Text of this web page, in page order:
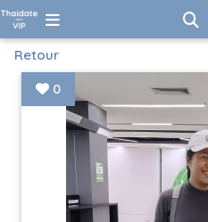
Retour
0